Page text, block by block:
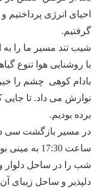
گرفتیم.
شیب تند مسیر ما را به
با روشنایی هوا تنوع
بادام کوهی چشم را
نوازش می داد. تا جایی
برده بودیم.
در مسیر بازگشت سی
ساعت 17:30 به مینی بوس رسیدیم
شب را در ساحل دلوار
دلپذیر و ساحل زیبای